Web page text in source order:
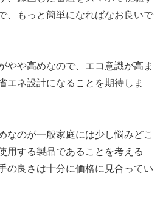
、もっと簡単になればなお良いで
やや高めなので、エコ意識が高ま
エネ設計になることを期待しま
なのが一般家庭には少し悩みどこ
用する製品であることを考える
の良さは十分に価格に見合ってい